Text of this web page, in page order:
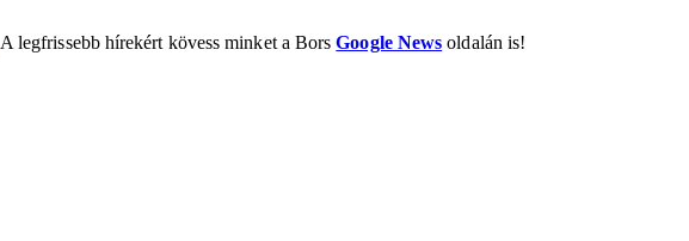
A legfrissebb hírekért kövess minket a BorsGoogle News oldalán is!